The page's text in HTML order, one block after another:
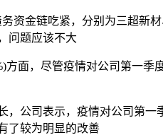
金链吃紧，分别为三超新材
问题应该不大
面，尽管疫情对公司第一季
司表示，疫情对公司第一
了较为明显的改善